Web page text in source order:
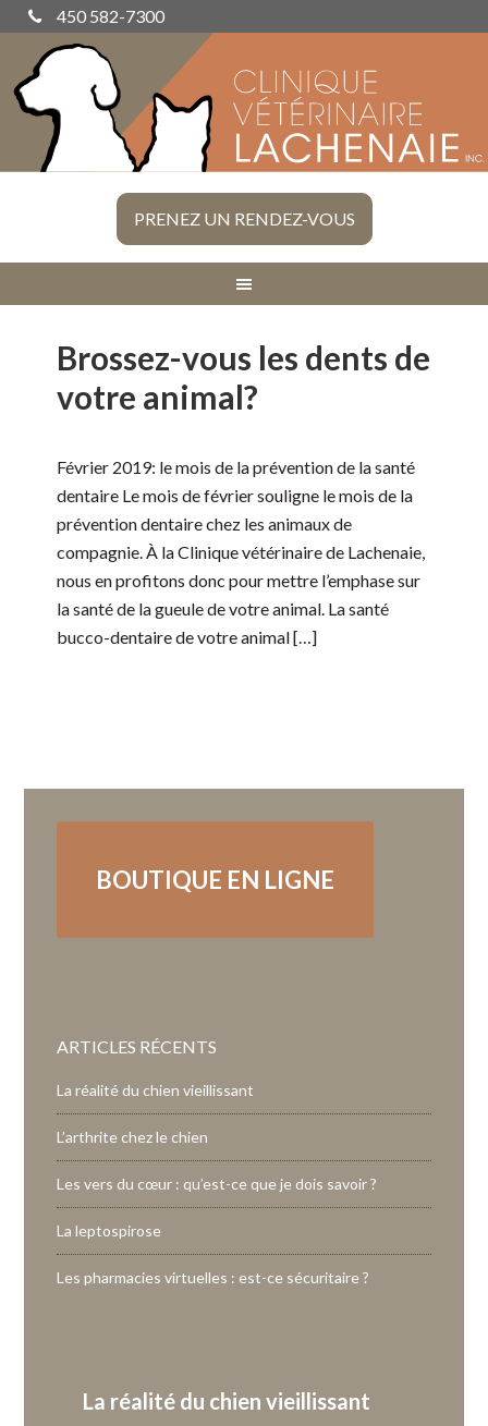
450 582-7300
PRENEZ UN RENDEZ-VOUS
Brossez-vous les dents de
votre animal?
Février 2019: le mois de la prévention de la santé
dentaire Le mois de février souligne le mois de la
prévention dentaire chez les animaux de
compagnie. À la Clinique vétérinaire de Lachenaie,
nous en profitons donc pour mettre l’emphase sur
la santé de la gueule de votre animal. La santé
bucco-dentaire de votre animal […]
BOUTIQUE EN LIGNE
ARTICLES RÉCENTS
La réalité du chien vieillissant
L’arthrite chez le chien
Les vers du cœur : qu’est-ce que je dois savoir ?
La leptospirose
Les pharmacies virtuelles : est-ce sécuritaire ?
La réalité du chien vieillissant